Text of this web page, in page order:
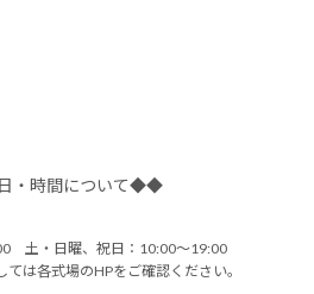
・時間について◆◆
土・日曜、祝日：10:00～19:00
は各式場のHPをご確認ください。